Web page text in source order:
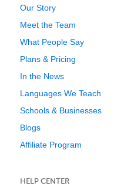
Our Story
Meet the Team
What People Say
Plans & Pricing
In the News
Languages We Teach
Schools & Businesses
Blogs
Affiliate Program
HELP CENTER